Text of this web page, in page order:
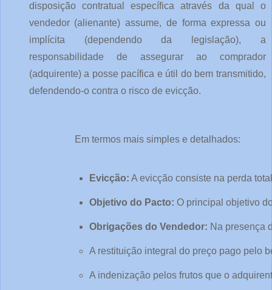
disposição contratual específica através da qual o
vendedor (alienante) assume, de forma expressa ou
implícita (dependendo da legislação), a
responsabilidade de assegurar ao comprador
(adquirente) a posse pacífica e útil do bem transmitido,
defendendo-o contra o risco de evicção.
Em termos mais simples e detalhados:
Evicção: A evicção consiste na perda
Objetivo do Pacto: O principal objetivo
Obrigações do Vendedor: Na presença
A restituição integral do preço pago pelo
A indenização pelos frutos que o